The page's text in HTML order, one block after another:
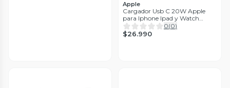
Apple
Cargador Usb C 20W Apple
para Iphone Ipad y Watch
Original 2347 0(0)
$26.990